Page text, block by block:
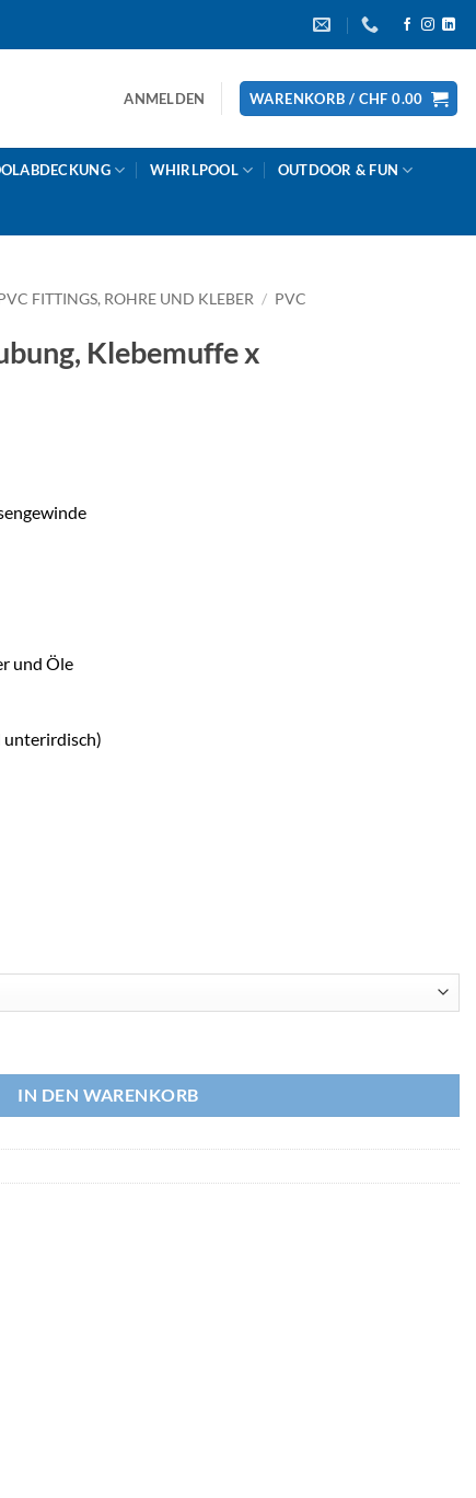
ANMELDEN WARENKORB / CHF 0.00
WHIRLPOOL OUTDOOR & FUN
FITTINGS, ROHRE UND KLEBER / PVC
Klebemuffe x
und Öle
unterirdisch)
IN DEN WARENKORB